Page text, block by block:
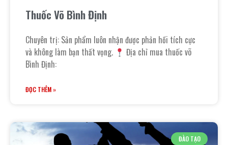
Thuốc Võ Bình Định
Chuyên trị: Sản phẩm luôn nhận được phản hồi tích cực
và không làm bạn thất vọng.
Địa chỉ mua thuốc võ
Bình Định:
ĐỌC THÊM »
ĐÀO TẠO